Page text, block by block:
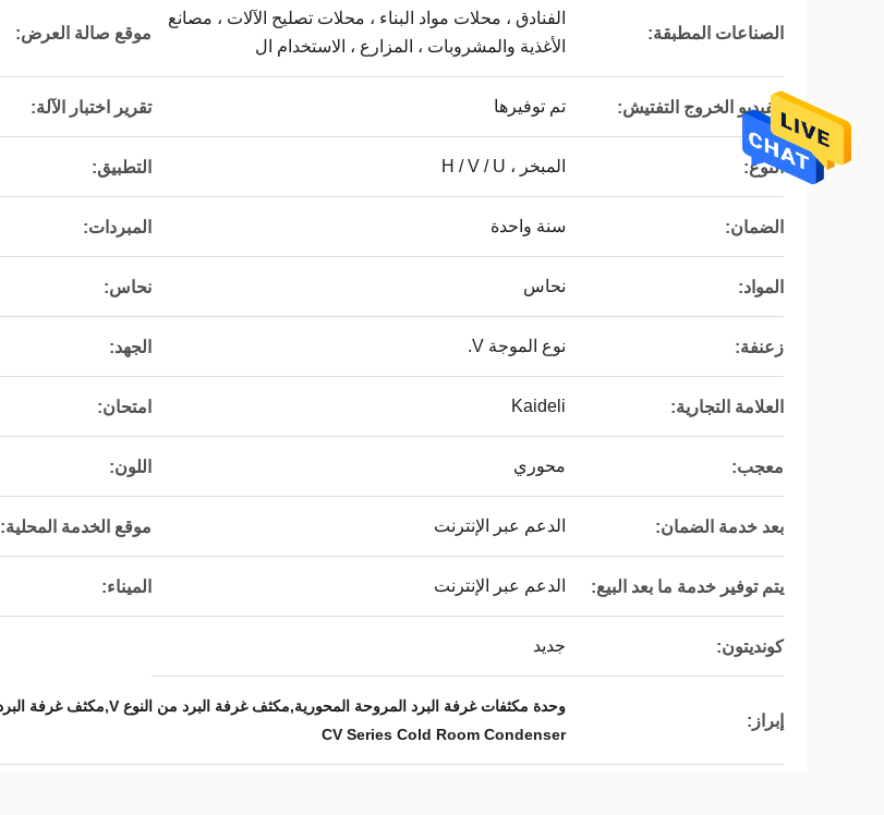
الصناعات المطبقة:
الفنادق ، محلات مواد البناء ، محلات تصليح الآلات ، مصانع
الأغذية والمشروبات ، المزارع ، الاستخدام ال
موقع صالة العرض:
الفيديو الخروج التفتيش: تم توفيرها تقرير اختبار الآلة:
النوع: المبخر ، H / V / U التطبيق:
الضمان: سنة واحدة المبردات:
المواد: نحاس نحاس:
زعنفة: نوع الموجة V. الجهد:
العلامة التجارية: Kaideli امتحان:
معجب: محوري اللون:
بعد خدمة الضمان: الدعم عبر الإنترنت موقع الخدمة المحلية:
يتم توفير خدمة ما بعد البيع: الدعم عبر الإنترنت الميناء:
كونديتون: جديد
إبراز:
وحدة مكثفات غرفة البرد المروحة المحورية,مكثف غرفة البرد من النوع V,مكثف غرفة البرد من سلسلة CV
CV Series Cold Room Condenser